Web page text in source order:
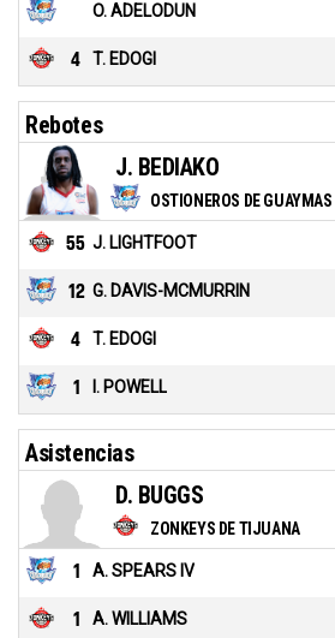
O. ADELODUN
4 T. EDOGI
Rebotes
OSTIONEROS DE GUAYMAS
J. BEDIAKO
55 J. LIGHTFOOT
12 G. DAVIS-MCMURRIN
4 T. EDOGI
1 I. POWELL
Asistencias
ZONKEYS DE TIJUANA
D. BUGGS
1 A. SPEARS IV
1 A. WILLIAMS